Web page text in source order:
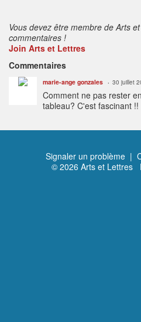
Vous devez être membre de Arts
commentaires !
Join Arts et Lettres
Commentaires
marie-ange gonzales 30 juillet
Comment ne pas rester
tableau? C'est fascinant !!
Signaler un problème |
© 2026 Arts et Lettres